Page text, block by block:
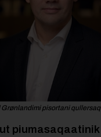
pisortani qullersaq
piumasaqaatinik